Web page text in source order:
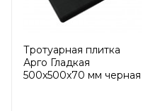
Тротуарная плитка
Арго Гладкая
500x500x70 мм черная